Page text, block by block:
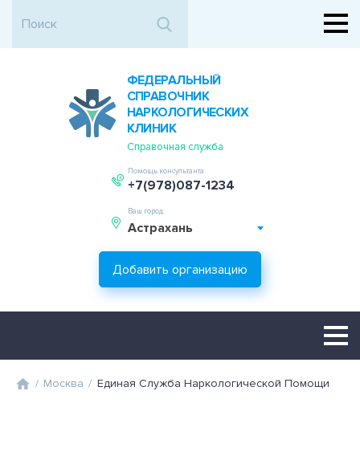
ФЕДЕРАЛЬНЫЙ
СПРАВОЧНИК
НАРКОЛОГИЧЕСКИХ
КЛИНИК
Справочная служба
Помощь консультанта
+7(978)087-1234
Ваш город:
Астрахань
Добавить организацию
/ Москва / Единая Служба Наркологической Помощи